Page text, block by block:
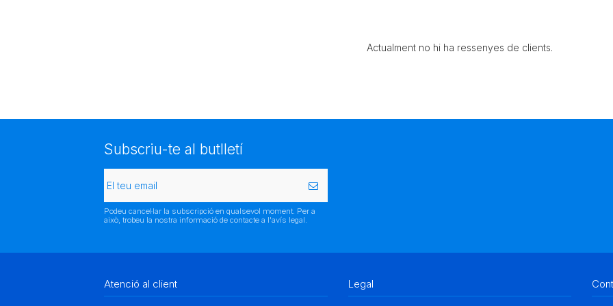
Actualment no hi ha ressenyes de clients.
Subscriu-te al butlletí
Podeu cancel·lar la subscripció en qualsevol moment. Per a
això, trobeu la nostra informació de contacte a l'avís legal.
Atenció al client Legal